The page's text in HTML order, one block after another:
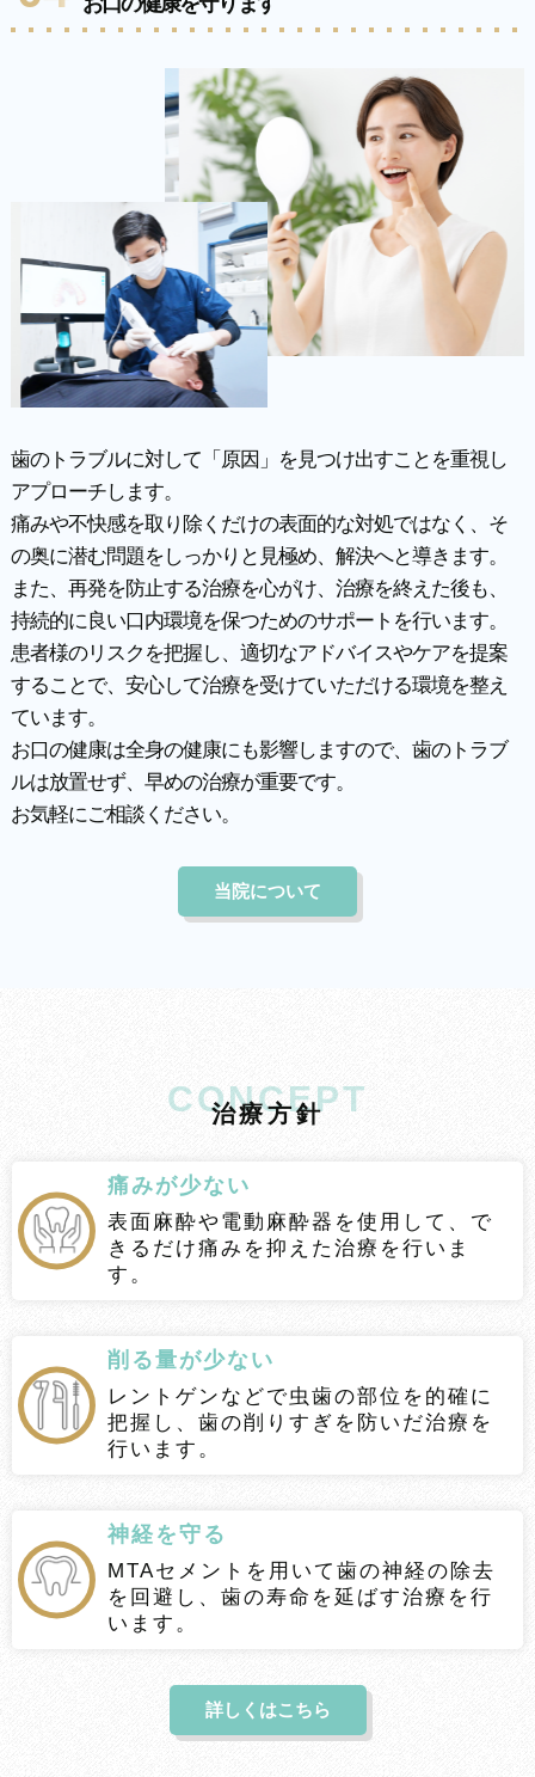
歯のトラブルに対して「原因」を見つけ出すことを重視し
アプローチします。
痛みや不快感を取り除くだけの表面的な対処ではなく、そ
の奥に潜む問題をしっかりと見極め、解決へと導きます。
また、再発を防止する治療を心がけ、治療を終えた後も、
持続的に良い口内環境を保つためのサポートを行います。
患者様のリスクを把握し、適切なアドバイスやケアを提案
することで、安心して治療を受けていただける環境を整え
ています。
お口の健康は全身の健康にも影響しますので、歯のトラブ
ルは放置せず、早めの治療が重要です。
お気軽にご相談ください。
当院について
治療方針
CONCEPT
痛みが少ない
表面麻酔や電動麻酔器を使用して、で
きるだけ痛みを抑えた治療を行いま
す。
削る量が少ない
レントゲンなどで虫歯の部位を的確に
把握し、歯の削りすぎを防いだ治療を
行います。
神経を守る
MTAセメントを用いて歯の神経の除去
を回避し、歯の寿命を延ばす治療を行
います。
詳しくはこちら